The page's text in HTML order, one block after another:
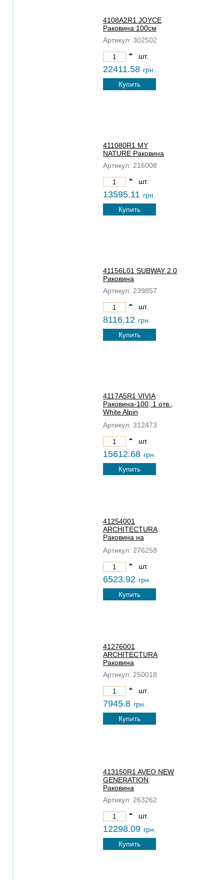
4108A2R1 JOYCE
Раковина 100см
Артикул: 302502
шт.
22411.58 грн.
Купить
411080R1 MY
NATURE Раковина
Артикул: 216008
шт.
13595.11 грн.
Купить
41156L01 SUBWAY 2.0
Раковина
Артикул: 239857
шт.
8116.12 грн.
Купить
4117A5R1 VIVIA
Раковина-100, 1 отв.,
White Alpin
Артикул: 312473
шт.
15612.68 грн.
Купить
41254001
ARCHITECTURA
Раковина на
Артикул: 276258
шт.
6523.92 грн.
Купить
41276001
ARCHITECTURA
Раковина
Артикул: 250018
шт.
7945.8 грн.
Купить
413150R1 AVEO NEW
GENERATION
Раковина
Артикул: 263262
шт.
12298.09 грн.
Купить